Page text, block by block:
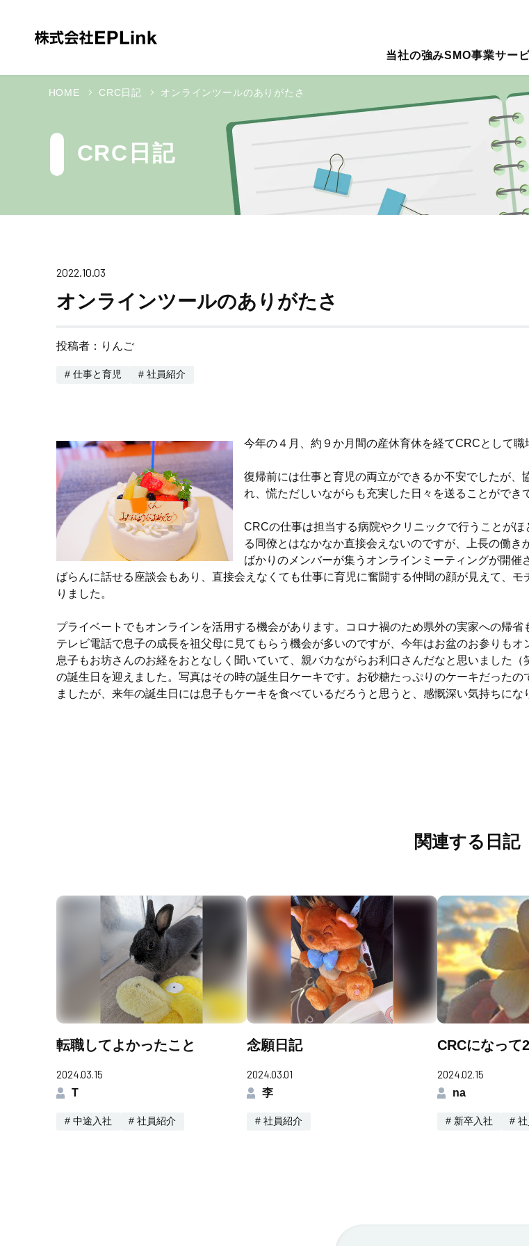
当社の強みSMO事業サー
HOME CRC日記 オンラインツールのありがたさ
CRC日記
2022.10.03
オンラインツールのありがたさ
投稿者：りんご
# 仕事と育児 # 社員紹介
今年の４月、約９か月間の産休育休を経てCRCとして職
復帰前には仕事と育児の両立ができるか不安でしたが、
れ、慌ただしいながらも充実した日々を送ることができ
CRCの仕事は担当する病院やクリニックで行うことが
る同僚とはなかなか直接会えないのですが、上長の働き
ばかりのメンバーが集うオンラインミーティングが開催
ばらんに話せる座談会もあり、直接会えなくても仕事に育児に奮闘する仲間の顔が見えて、モ
りました。
プライベートでもオンラインを活用する機会があります。コロナ禍のため県外の実家への帰省
テレビ電話で息子の成長を祖父母に見てもらう機会が多いのですが、今年はお盆のお参りもオ
息子もお坊さんのお経をおとなしく聞いていて、親バカながらお利口さんだなと思いました（
の誕生日を迎えました。写真はその時の誕生日ケーキです。お砂糖たっぷりのケーキだったの
ましたが、来年の誕生日には息子もケーキを食べているだろうと思うと、感慨深い気持ちにな
関連する日記
転職してよかったこと
2024.03.15
T
# 中途入社 # 社員紹介
念願日記
2024.03.01
李
# 社員紹介
CRCになって
2024.02.15
na
# 新卒入社 #